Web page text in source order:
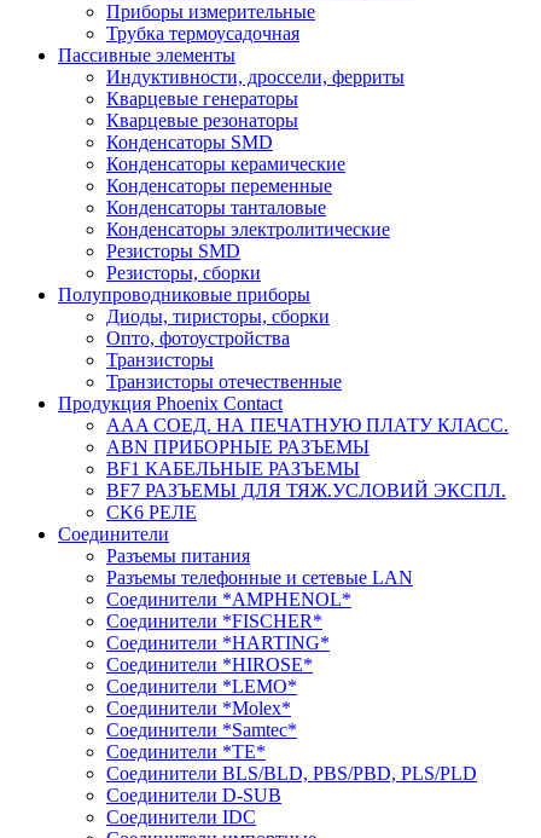
Приборы измерительные
Трубка термоусадочная
Пассивные элементы
Индуктивности, дроссели, ферриты
Кварцевые генераторы
Кварцевые резонаторы
Конденсаторы SMD
Конденсаторы керамические
Конденсаторы переменные
Конденсаторы танталовые
Конденсаторы электролитические
Резисторы SMD
Резисторы, сборки
Полупроводниковые приборы
Диоды, тиристоры, сборки
Опто, фотоустройства
Транзисторы
Транзисторы отечественные
Продукция Phoenix Contact
AAA СОЕД. НА ПЕЧАТНУЮ ПЛАТУ КЛАСС.
ABN ПРИБОРНЫЕ РАЗЪЕМЫ
BF1 КАБЕЛЬНЫЕ РАЗЪЕМЫ
BF7 РАЗЪЕМЫ ДЛЯ ТЯЖ.УСЛОВИЙ ЭКСПЛ.
CK6 РЕЛЕ
Соединители
Разъемы питания
Разъемы телефонные и сетевые LAN
Соединители *AMPHENOL*
Соединители *FISCHER*
Соединители *HARTING*
Соединители *HIROSE*
Соединители *LEMO*
Соединители *Molex*
Соединители *Samtec*
Соединители *TE*
Соединители BLS/BLD, PBS/PBD, PLS/PLD
Соединители D-SUB
Соединители IDC